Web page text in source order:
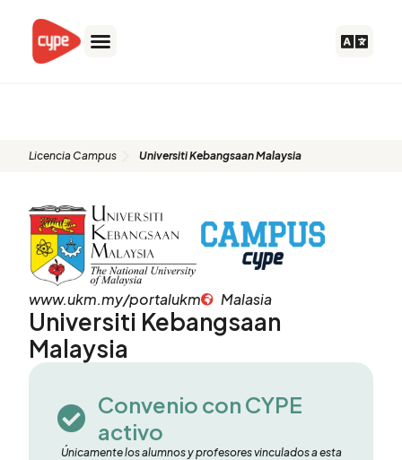
contenido
Licencia Campus Universiti Kebangsaan Malaysia
www.ukm.my/portalukm Malasia
Universiti Kebangsaan
Malaysia
Convenio con CYPE
activo
Únicamente los alumnos y profesores vinculados a esta